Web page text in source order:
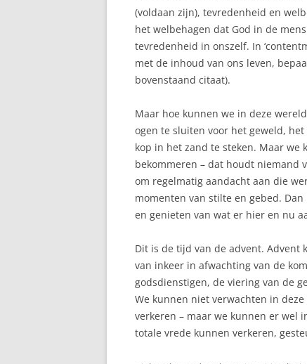
(voldaan zijn), tevredenheid en
het welbehagen dat God in de
tevredenheid in onszelf. In
met de inhoud van ons leven,
bovenstaand citaat).
Maar hoe kunnen we in deze
ogen te sluiten voor het geweld,
kop in het zand te steken. Maar
bekommeren – dat houdt niemand
om regelmatig aandacht aan die
momenten van stilte en gebed.
en genieten van wat er hier en nu
Dit is de tijd van de advent. Advent
van inkeer in afwachting van de
godsdienstigen, de viering van de
We kunnen niet verwachten in
verkeren – maar we kunnen er wel
totale vrede kunnen verkeren,